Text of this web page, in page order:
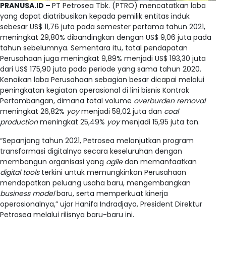
PRANUSA.ID – PT Petrosea Tbk. (PTRO) mencatatkan laba
yang dapat diatribusikan kepada pemilik entitas induk
sebesar US$ 11,76 juta pada semester pertama tahun 2021,
meningkat 29,80% dibandingkan dengan US$ 9,06 juta pada
tahun sebelumnya. Sementara itu, total pendapatan
Perusahaan juga meningkat 9,89% menjadi US$ 193,30 juta
dari US$ 175,90 juta pada periode yang sama tahun 2020.
Kenaikan laba Perusahaan sebagian besar dicapai melalui
peningkatan kegiatan operasional di lini bisnis Kontrak
Pertambangan, dimana total volume overburden removal
meningkat 26,82% yoymenjadi 58,02 juta dan coal
productionmeningkat 25,49% yoymenjadi 15,95 juta ton.
“Sepanjang tahun 2021, Petrosea melanjutkan program
transformasi digitalnya secara keseluruhan dengan
membangun organisasi yang agiledan memanfaatkan
digital tools terkini untuk memungkinkan Perusahaan
mendapatkan peluang usaha baru, mengembangkan
business modelbaru, serta memperkuat kinerja
operasionalnya,” ujar Hanifa Indradjaya, President Direktur
Petrosea melalui rilisnya baru-baru ini.